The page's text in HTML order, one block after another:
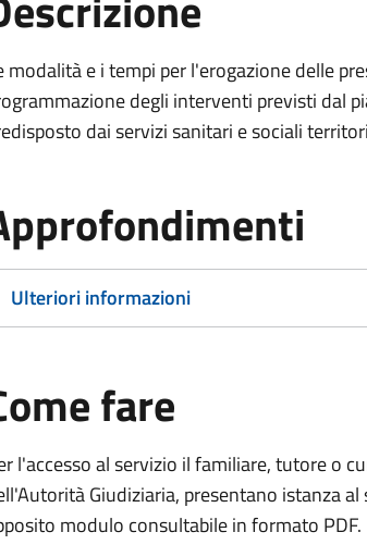
modalità e i tempi per l'erogazione delle
degli interventi previsti dal
dai servizi sanitari e sociali
Ulteriori informazioni
fare
l'accesso al servizio il familiare, tutore o
Giudiziaria, presentano istanza
modulo consultabile in formato PDF.